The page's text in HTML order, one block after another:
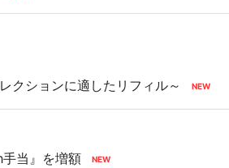
クションに適したリフィル～
当』を増額